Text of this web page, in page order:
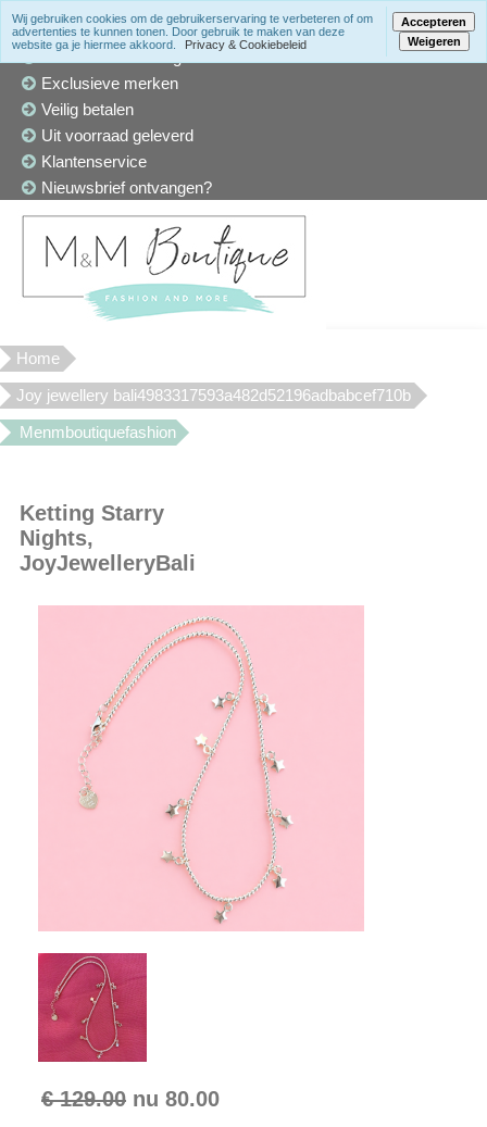
Winkel in Den Haag
Exclusieve merken
Veilig betalen
Uit voorraad geleverd
Klantenservice
Nieuwsbrief ontvangen?
Home
Joy jewellery bali4983317593a482d52196adbabcef710b
Menmboutiquefashion
Ketting Starry
Nights,
JoyJewelleryBali
€ 129.00 nu 80.00
Wij gebruiken cookies om de gebruikerservaring te verbeteren of om
advertenties te kunnen tonen. Door gebruik te maken van deze
website ga je hiermee akkoord.
Privacy & Cookiebeleid
Accepteren
Weigeren